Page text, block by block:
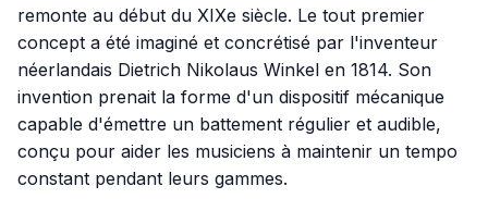
remonte au début du XIXe siècle. Le tout premier
concept a été imaginé et concrétisé par l'inventeur
néerlandais Dietrich Nikolaus Winkel en 1814. Son
invention prenait la forme d'un dispositif mécanique
capable d'émettre un battement régulier et audible,
conçu pour aider les musiciens à maintenir un tempo
constant pendant leurs gammes.